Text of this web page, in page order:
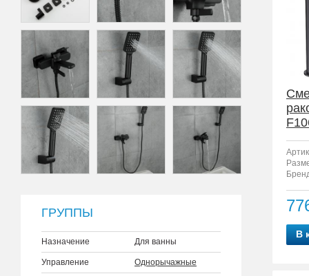
ГРУППЫ
Назначение Для ванны
Управление Однорычажные
В